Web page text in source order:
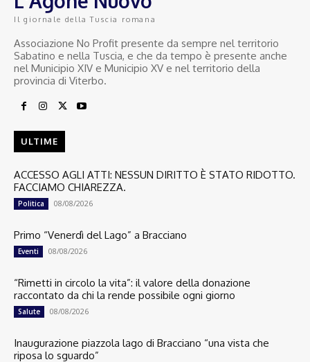
Il giornale della Tuscia romana
Associazione No Profit presente da sempre nel territorio
Sabatino e nella Tuscia, e che da tempo è presente anche
nel Municipio XIV e Municipio XV e nel territorio della
provincia di Viterbo.
ULTIME
ACCESSO AGLI ATTI: NESSUN DIRITTO È STATO RIDOTTO.
FACCIAMO CHIAREZZA.
Politica 08/08/2026
Primo “Venerdì del Lago” a Bracciano
Eventi 08/08/2026
“Rimetti in circolo la vita”: il valore della donazione
raccontato da chi la rende possibile ogni giorno
Salute 08/08/2026
Inaugurazione piazzola lago di Bracciano “una vista che
riposa lo sguardo”